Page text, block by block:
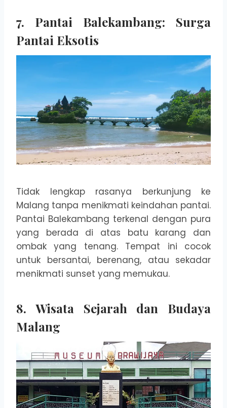
7. Pantai Balekambang: Surga
Pantai Eksotis
Tidak lengkap rasanya berkunjung ke
Malang tanpa menikmati keindahan pantai.
Pantai Balekambang terkenal dengan pura
yang berada di atas batu karang dan
ombak yang tenang. Tempat ini cocok
untuk bersantai, berenang, atau sekadar
menikmati sunset yang memukau.
8. Wisata Sejarah dan Budaya
Malang